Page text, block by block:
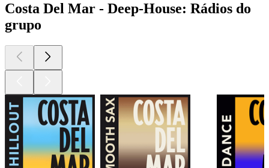
Costa Del Mar - Deep-House: Rádios do
grupo